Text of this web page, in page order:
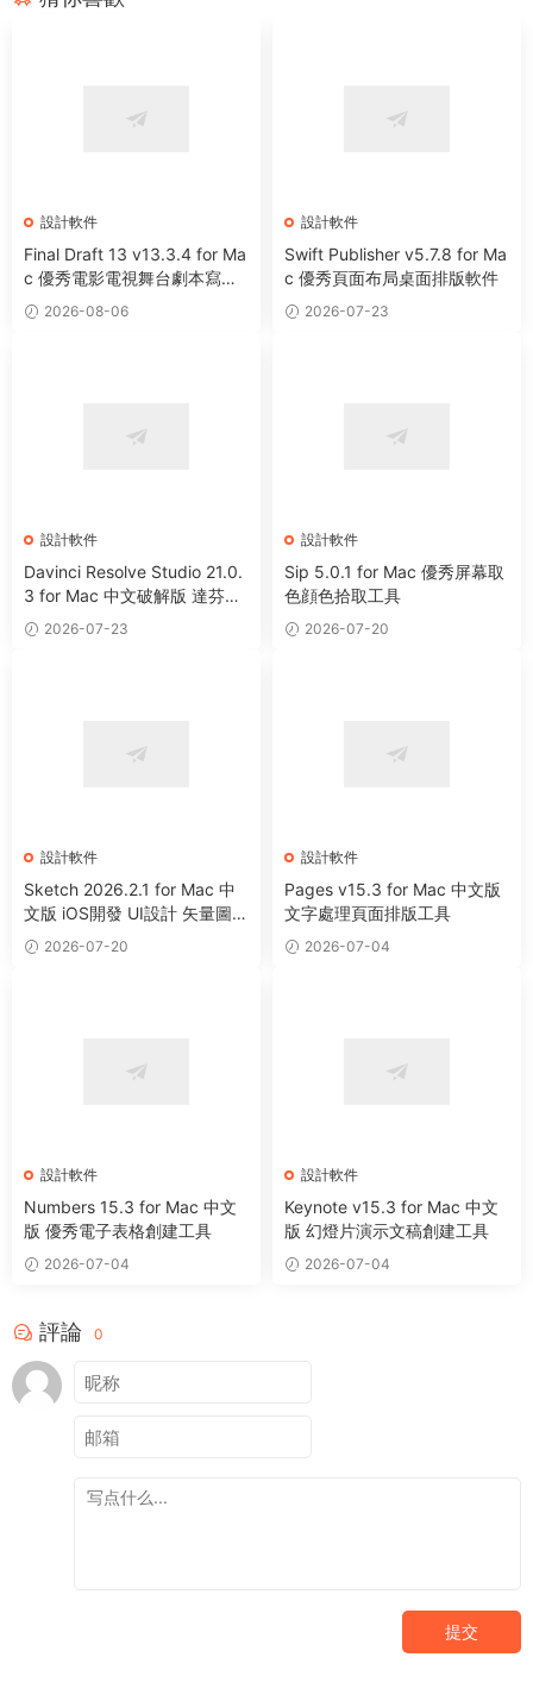
設計軟件
Final Draft 13 v13.3.4 for Ma
c 優秀電影電視舞台劇本寫作
軟件2026-08-06
設計軟件
Swift Publisher v5.7.8 for Ma
c 優秀頁面布局桌面排版軟件
2026-07-23
設計軟件
Davinci Resolve Studio 21.0.
3 for Mac 中文破解版 達芬奇
電影編輯調色軟件
2026-07-23
設計軟件
Sip 5.0.1 for Mac 優秀屏幕取
色顔色拾取工具
2026-07-20
設計軟件
Sketch 2026.2.1 for Mac 中
文版 iOS開發 UI設計 矢量圖形
繪制軟件
2026-07-20
設計軟件
Pages v15.3 for Mac 中文版
文字處理頁面排版工具
2026-07-04
設計軟件
Numbers 15.3 for Mac 中文
版 優秀電子表格創建工具
2026-07-04
設計軟件
Keynote v15.3 for Mac 中文
版 幻燈片演示文稿創建工具
2026-07-04
評論 0
提交